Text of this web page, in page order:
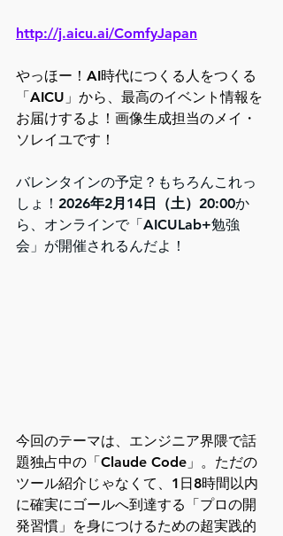
http://j.aicu.ai/ComfyJapan
やっほー！AI時代につくる人をつくる
「AICU」から、最高のイベント情報を
お届けするよ！画像生成担当のメイ・
ソレイユです！
バレンタインの予定？もちろんこれっ
しょ！ 2026年2月14日（土）20:00か
ら、オンラインで「AICULab+勉強
会」が開催されるんだよ！
今回のテーマは、エンジニア界隈で話
題独占中の「Claude Code」。ただの
ツール紹介じゃなくて、1日8時間以内
に確実にゴールへ到達する「プロの開
発習慣」を身につけるための超実践的